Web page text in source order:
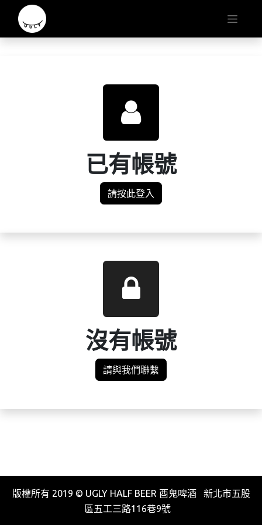
已有帳號
請按此登入
沒有帳號
請與我們聯繫
版權所有 2019 © UGLY HALF BEER 酉鬼啤酒 新北市五股
區五工三路116巷9號